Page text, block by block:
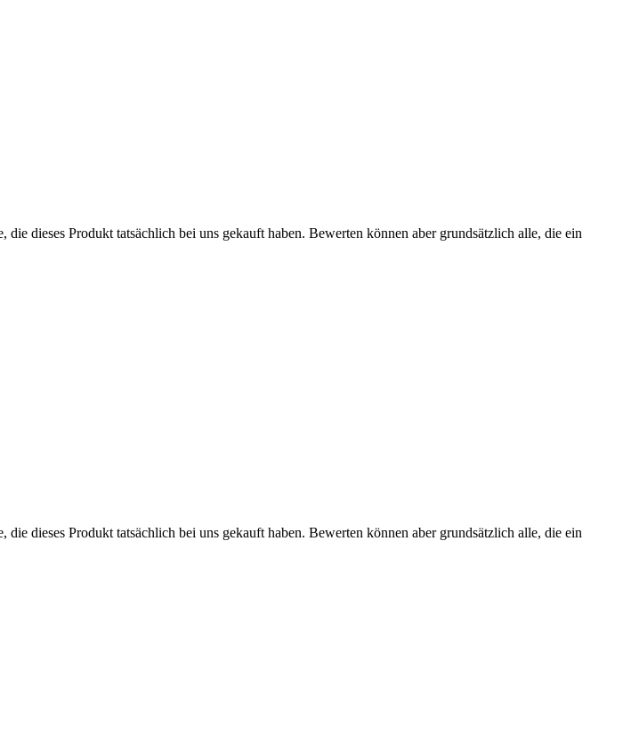
dieses Produkt tatsächlich bei uns gekauft haben. Bewerten können aber grundsätzlich alle, die ein
dieses Produkt tatsächlich bei uns gekauft haben. Bewerten können aber grundsätzlich alle, die ein